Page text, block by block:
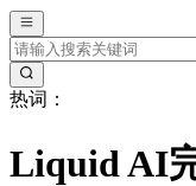
热词：
Liquid AI